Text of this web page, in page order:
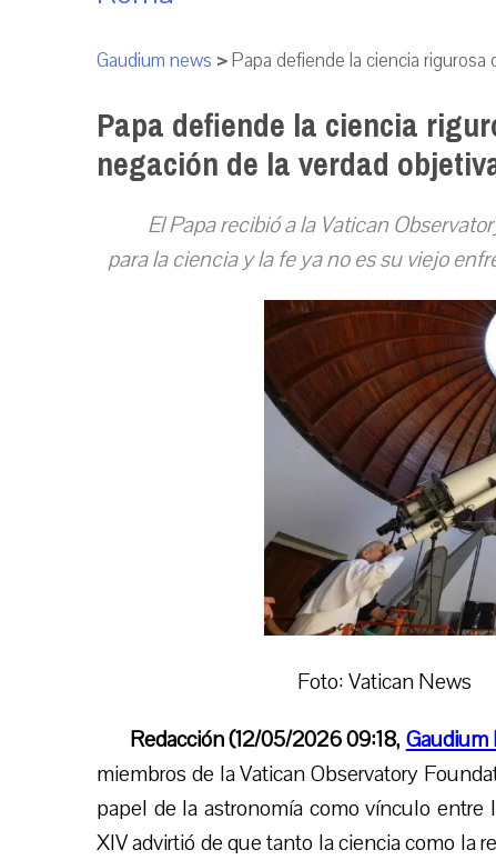
Gaudium news >Papa defiende la ciencia
Papa defiende la ciencia
negación de la verdad
El Papa recibióa la Vatican
para la ciencia y la fe ya no es su viejo
Foto: Vatican News
Redacción (12/05/2026 09:18, Gaudium
miembros de la Vatican Observatory
papel de la astronomía como vínculo
XIV advirtió de que tanto la ciencia como la